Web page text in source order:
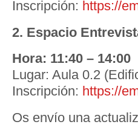
Inscripción: https://
2. Espacio
Hora: 11:40 – 14:00
Lugar: Aula 0.2
Inscripción: https://
Os envío una